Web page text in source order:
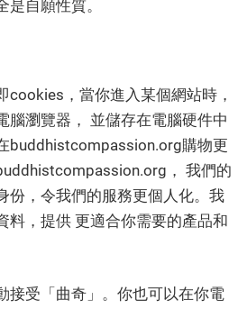
自願性質。
cookies，當你進入某個網站時，
腦瀏覽器， 並儲存在電腦硬件中
buddhistcompassion.org購物更
， 我們的
份，令我們的服務更個人化。我
料，提供 更適合你需要的產品和
接受「曲奇」。你也可以在你電